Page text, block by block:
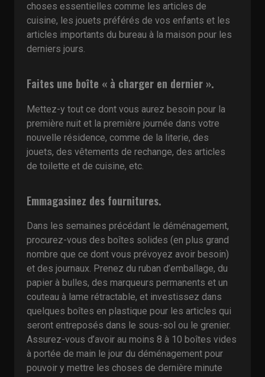
choses essentielles comme les articles de
cuisine, les jouets préférés de vos enfants et les
articles importants du bureau à la maison pour les
derniers jours.
Faites une boîte « à charger en dernier ».
Mettez-y tout ce dont vous aurez besoin pour la
première nuit et la première journée dans votre
nouvelle résidence, comme de la literie, des
jouets, des vêtements de rechange, des articles
de toilette et de cuisine, etc.
Emmagasinez des fournitures.
Dans les semaines précédant le déménagement,
procurez-vous des boîtes solides (en plus grand
nombre que ce dont vous prévoyez avoir besoin)
et des journaux. Prenez du ruban d’emballage, du
papier à bulles, des marqueurs permanents et un
couteau à lame rétractable, et investissez dans
quelques boîtes en plastique pour les articles qui
seront entreposés dans le sous-sol ou le grenier.
Assurez-vous d’avoir au moins 8 à 10 boîtes vides
à portée de main le jour du déménagement pour
pouvoir y mettre les choses de dernière minute